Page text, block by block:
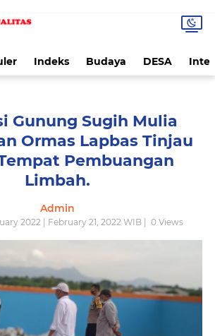
Indeks Budaya DESA
Gunung Sugih Mulia
Ormas Lapbas Tinjau
Pembuangan
Limbah.
Admin
2022 | February 21, 2022 WIB | 0 Views